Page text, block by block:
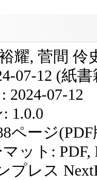
耀, 菅間 伶
07-12 (紙書
2024-07-12
1.0.0
ページ
ット: PDF,
プレス